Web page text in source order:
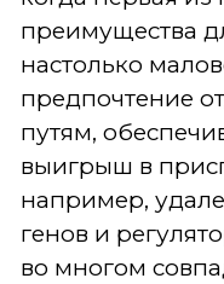
преимущества
настолько
предпочтение
путям,
выигрыш в
например,
генов и
во многом